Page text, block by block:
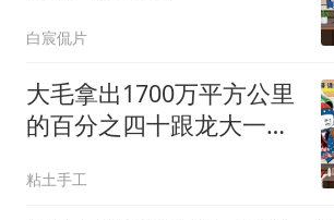
白宸侃片
大毛拿出1700万平方公里
的百分之四十跟龙大一起
粘土手工